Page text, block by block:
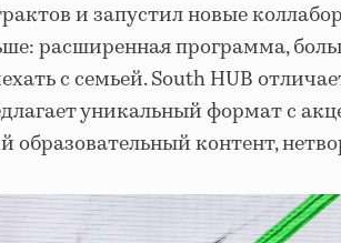
и запустил новые
расширенная программа,
с семьей. South HUB
уникальный формат с
образовательный контент,